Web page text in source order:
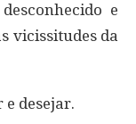
e
vicissitudes da
desejar.